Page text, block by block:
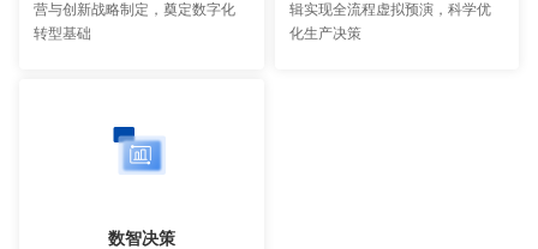
营与创新战略制定，奠定数字化
转型基础
辑实现全流程虚拟预演，科学优
化生产决策
数智决策